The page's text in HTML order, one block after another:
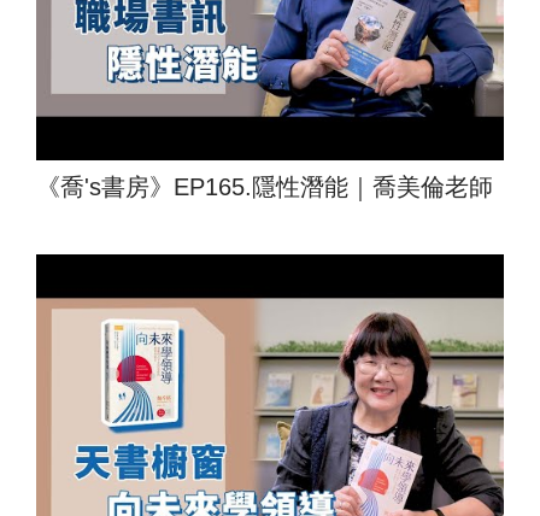
《喬's書房》EP165.隱性潛能｜喬美倫老師